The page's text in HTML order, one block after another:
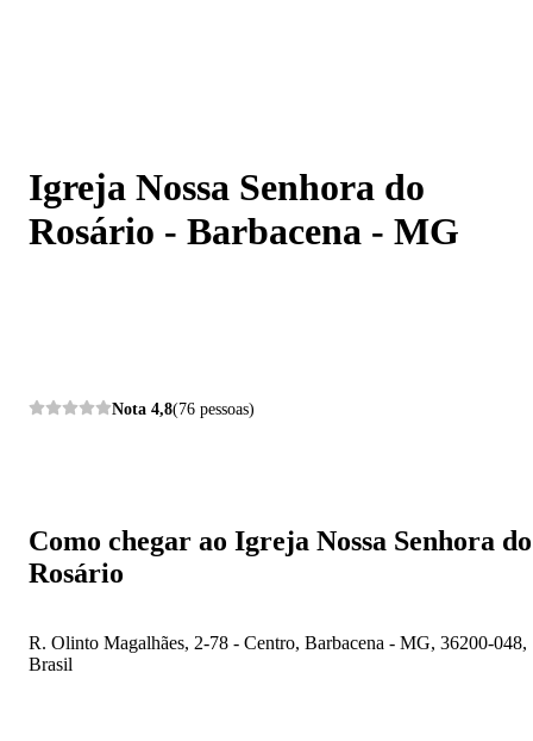
Igreja Nossa Senhora do
Rosário - Barbacena - MG
Nota 4,8(76 pessoas)
Como chegar ao Igreja Nossa Senhora do
Rosário
R. Olinto Magalhães, 2-78 - Centro, Barbacena - MG, 36200-048,
Brasil